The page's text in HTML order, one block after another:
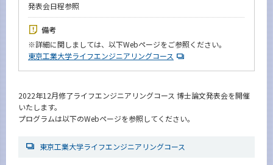
発表会日程参照
備考
※詳細に関しましては、以下Webページをご参照ください。
東京工業大学ライフエンジニアリングコース
2022年12月修了ライフエンジニアリングコース 博士論文発表会を開催
いたします。
プログラムは以下のWebページを参照してください。
東京工業大学ライフエンジニアリングコース
イベントカレンダー
Event Calendar
今後のイベント
サイト構成